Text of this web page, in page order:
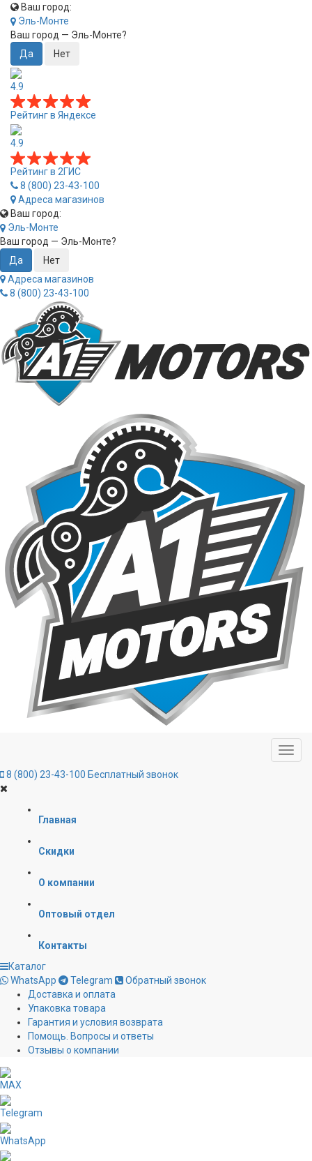
Ваш город:
Эль-Монте
Ваш город — Эль-Монте?
4.9
Рейтинг в Яндексе
4.9
Рейтинг в 2ГИС
8 (800) 23-43-100
Адреса магазинов
Ваш город:
Эль-Монте
Ваш город — Эль-Монте?
Адреса магазинов
8 (800) 23-43-100
8 (800) 23-43-100 Бесплатный звонок
Главная
Скидки
О компании
Оптовый отдел
Контакты
Каталог
WhatsApp
Telegram
Обратный звонок
Доставка и оплата
Упаковка товара
Гарантия и условия возврата
Помощь. Вопросы и ответы
Отзывы о компании
MAX
Telegram
WhatsApp